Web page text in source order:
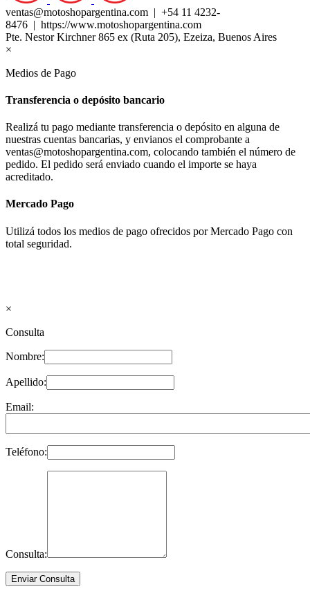
ventas@motoshopargentina.com | +54 11 4232-
8476 | https://www.motoshopargentina.com
Pte. Nestor Kirchner 865 ex (Ruta 205), Ezeiza, Buenos Aires
×
Medios de Pago
Transferencia o depósito bancario
Realizá tu pago mediante transferencia o depósito en alguna de
nuestras cuentas bancarias, y envianos el comprobante a
ventas@motoshopargentina.com, colocando también el número de
pedido. El pedido será enviado cuando el importe se haya
acreditado.
Mercado Pago
Utilizá todos los medios de pago ofrecidos por Mercado Pago con
total seguridad.
×
Consulta
Nombre:
Apellido:
Email:
Teléfono:
Consulta: